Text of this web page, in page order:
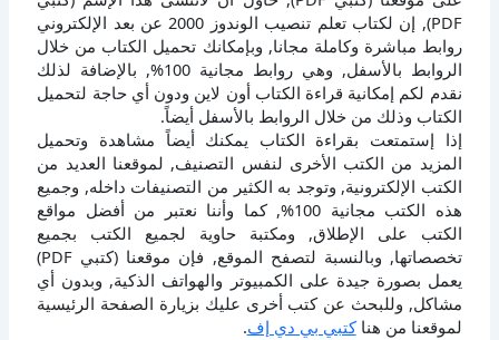
PDF), إن لكتاب تعلم تنصيب الوندوز 2000 عن بعد الإلكتروني
روابط مباشرة وكاملة مجانا, وبإمكانك تحميل الكتاب من خلال
الروابط بالأسفل, وهي روابط مجانية 100%, بالإضافة لذلك
نقدم لكم إمكانية قراءة الكتاب أون لاين ودون أي حاجة لتحميل
الكتاب وذلك من خلال الروابط بالأسفل أيضاً.
إذا إستمتعت بقراءة الكتاب يمكنك أيضاً مشاهدة وتحميل
المزيد من الكتب الأخرى لنفس التصنيف, لموقعنا العديد من
الكتب الإلكترونية, وتوجد به الكثير من التصنيفات داخله, وجميع
هذه الكتب مجانية 100%, كما وأننا نعتبر من أفضل مواقع
الكتب على الإطلاق, ومكتبة حاوية لجميع الكتب بجميع
تخصصاتها, وبالنسبة لتصفح الموقع, فإن موقعنا (كتبي PDF)
يعمل بصورة جيدة على الكمبيوتر والهواتف الذكية, وبدون أي
مشاكل, وللبحث عن كتب أخرى عليك بزيارة الصفحة الرئيسية
لموقعنا من هناكتبي بي دي إف.